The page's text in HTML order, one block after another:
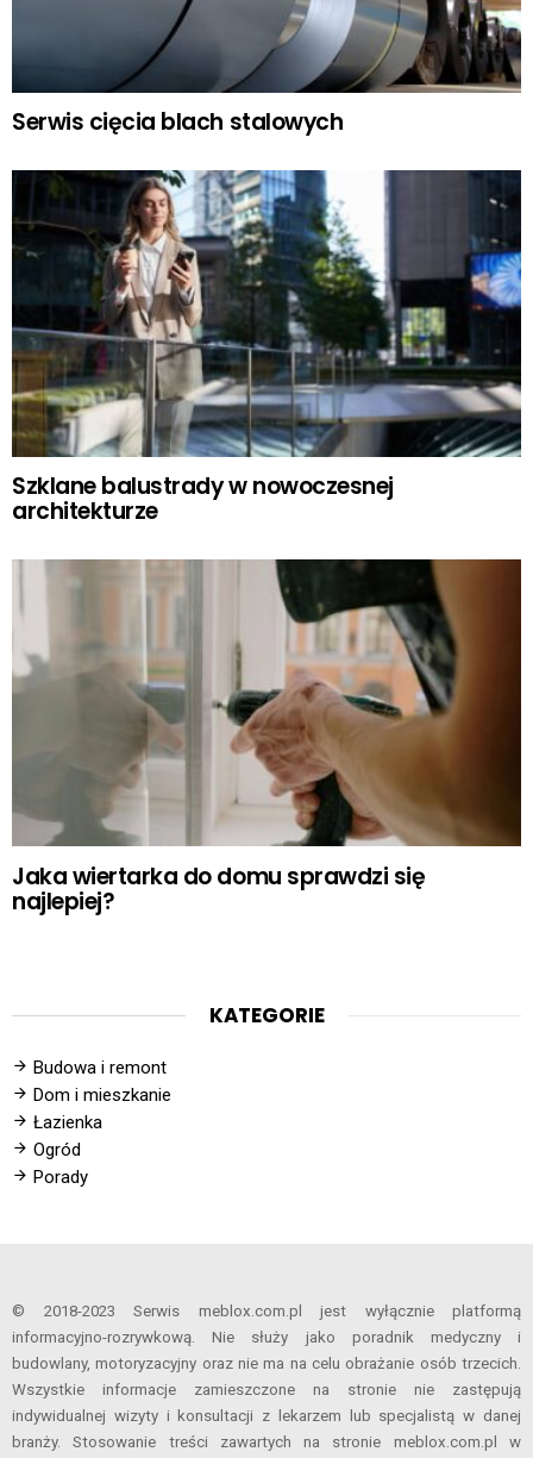
Serwis cięcia blach stalowych
Szklane balustrady w nowoczesnej
architekturze
Jaka wiertarka do domu sprawdzi się
najlepiej?
KATEGORIE
Budowa i remont
Dom i mieszkanie
Łazienka
Ogród
Porady
© 2018-2023 Serwis meblox.com.pl jest wyłącznie platformą
informacyjno-rozrywkową. Nie służy jako poradnik medyczny i
budowlany, motoryzacyjny oraz nie ma na celu obrażanie osób trzecich.
Wszystkie informacje zamieszczone na stronie nie zastępują
indywidualnej wizyty i konsultacji z lekarzem lub specjalistą w danej
branży. Stosowanie treści zawartych na stronie meblox.com.pl w